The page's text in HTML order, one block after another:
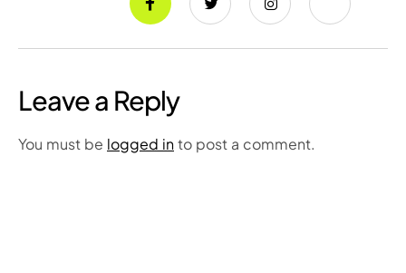
Leave a Reply
You must be logged into post a comment.